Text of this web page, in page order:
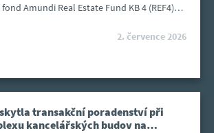
Amundi Real Estate Fund KB 4 (REF4)
2. července 2026
transakční poradenství při
kancelářských budov na